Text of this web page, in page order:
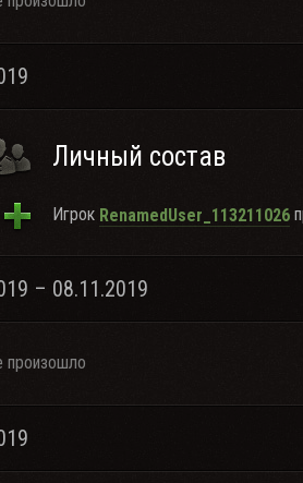
Личный состав
Игрок RenamedUser_113211026
– 08.11.2019
произошло